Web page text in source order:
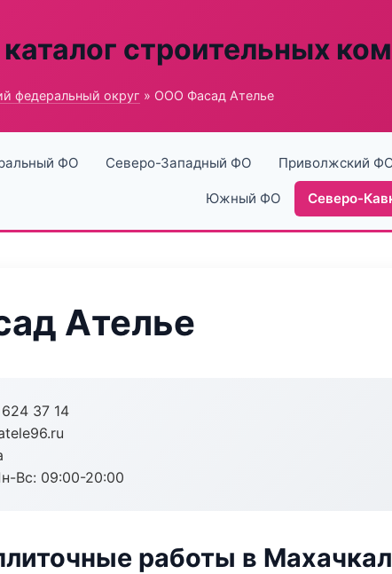
строительных
федеральный округ » ООО Фасад Ателье
ФО Северо-Западный ФО Приволжский
Южный ФО Северо-
Ателье
37 14
Вс: 09:00-20:00
работы в